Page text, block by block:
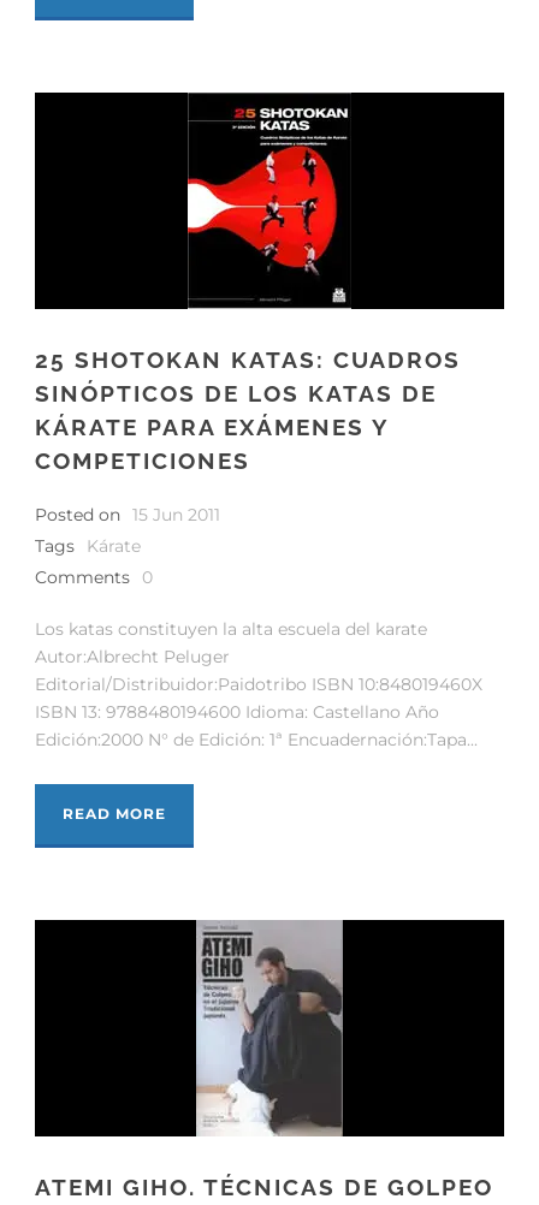
25 SHOTOKAN KATAS: CUADROS
SINÓPTICOS DE LOS KATAS DE
KÁRATE PARA EXÁMENES Y
COMPETICIONES
Posted on 15 Jun 2011
Tags
Kárate
Comments
0
Los katas constituyen la alta escuela del karate
Autor:Albrecht Peluger
Editorial/Distribuidor:Paidotribo ISBN 10:848019460X
ISBN 13: 9788480194600 Idioma: Castellano Año
Edición:2000 N° de Edición: 1ª Encuadernación:Tapa...
READ MORE
ATEMI GIHO. TÉCNICAS DE GOLPEO